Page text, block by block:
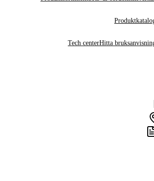
Tech centerHitta